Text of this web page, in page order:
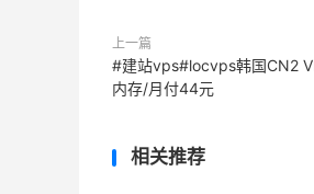
上一篇
#建站vps#locvps韩国CN2
内存/月付44元
相关推荐